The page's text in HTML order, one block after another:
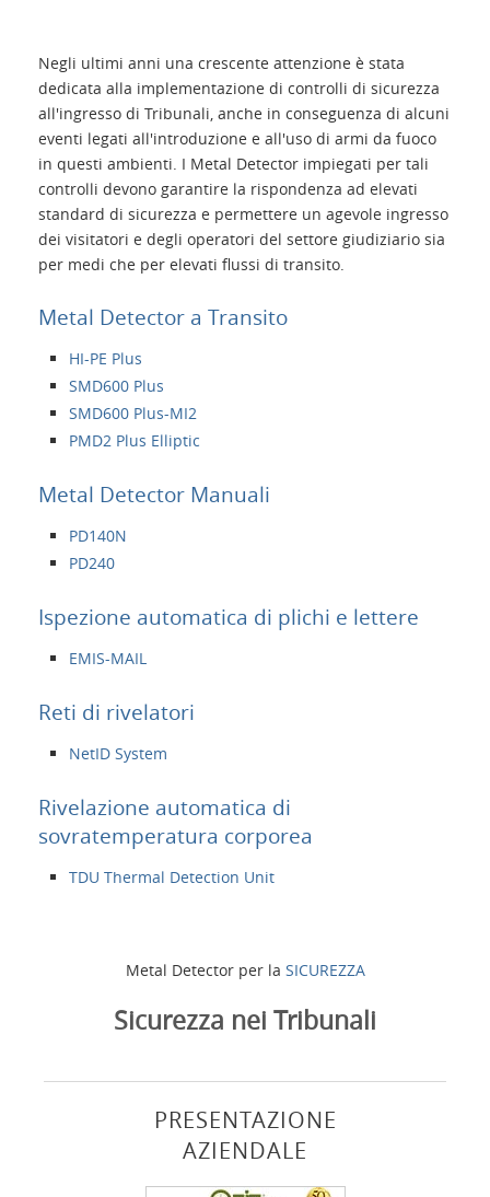
Applicazioni
Prodotti
Presentazione
Login
Lingua
Metal Detector per la SICUREZZA
Sicurezza nei Tribunali
PRESENTAZIONE
AZIENDALE
Negli ultimi anni una crescente attenzione è stata
dedicata alla implementazione di controlli di sicurezza
all'ingresso di Tribunali, anche in conseguenza di alcuni
eventi legati all'introduzione e all'uso di armi da fuoco
in questi ambienti. I Metal Detector impiegati per tali
controlli devono garantire la rispondenza ad elevati
standard di sicurezza e permettere un agevole ingresso
dei visitatori e degli operatori del settore giudiziario sia
per medi che per elevati flussi di transito.
Metal Detector a Transito
HI-PE Plus
SMD600 Plus
SMD600 Plus-MI2
PMD2 Plus Elliptic
Metal Detector Manuali
PD140N
PD240
Ispezione automatica di plichi e lettere
EMIS-MAIL
Reti di rivelatori
NetID System
Rivelazione automatica di
sovratemperatura corporea
TDU Thermal Detection Unit